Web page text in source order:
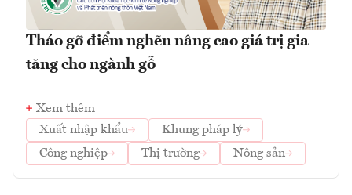
Tháo gỡ điểm nghẽn nâng cao giá trị gia
tăng cho ngành gỗ
Xem thêm
Xuất nhập khẩu
Khung pháp lý
Công nghiệp
Thị trường Nông sản